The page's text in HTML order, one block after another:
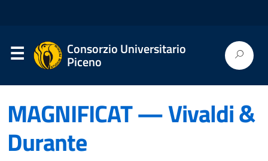
Consorzio Universitario
Piceno
MAGNIFICAT — Vivaldi &
Durante